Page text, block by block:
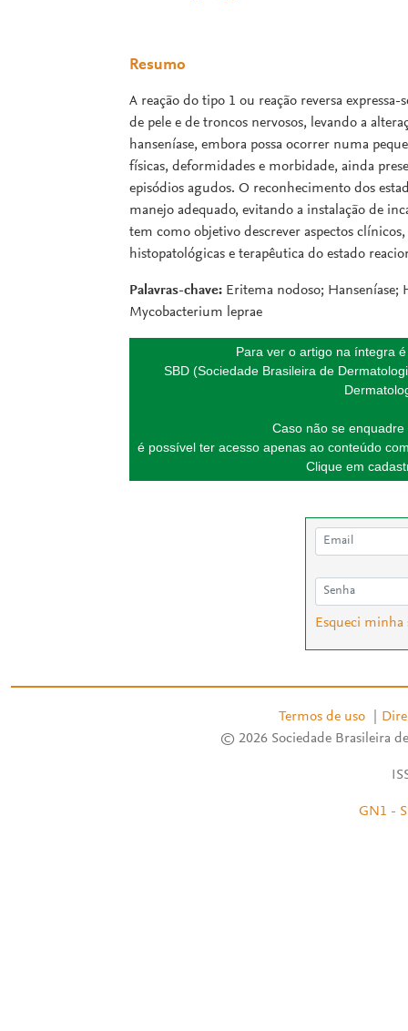
Resumo
A reação do tipo 1 ou reação reversa
de pele e de troncos nervosos, levando a
hanseníase, embora possa ocorrer numa
físicas, deformidades e morbidade, ainda
episódios agudos. O reconhecimento dos
manejo adequado, evitando a instalação de
tem como objetivo descrever aspectos
histopatológicas e terapêutica do estado
Palavras-chave: Eritema nodoso; Hanseníase;
Mycobacterium leprae
Para ver o artigo na íntegra
SBD (Sociedade Brasileira de
Caso não se
é possível ter acesso apenas ao conteúdo
Clique em
Esqueci minha
Termos de uso
© 2026 Sociedade Brasileira
GN1 -